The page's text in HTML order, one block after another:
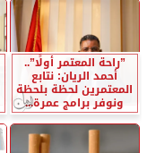
”راحة المعتمر أولًا”..
أحمد الريان: نتابع
المعتمرين لحظة بلحظة
ونوفر برامج عمرة...